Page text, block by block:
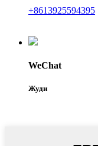
+8613925594395
WeChat
Жуди